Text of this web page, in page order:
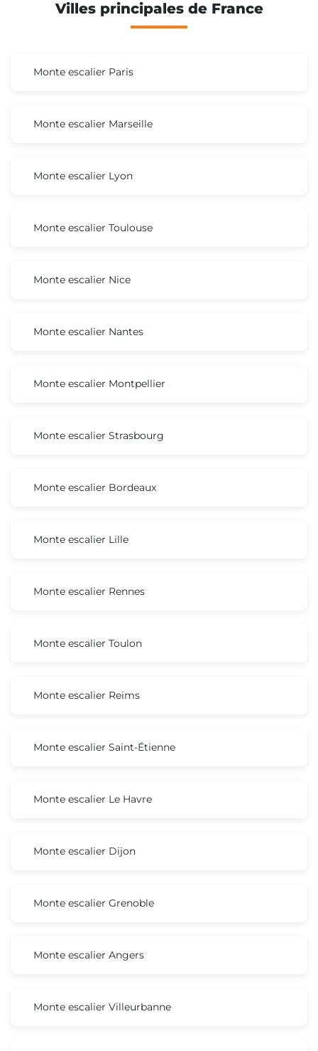
Villes principales de France
Monte escalier Paris
Monte escalier Marseille
Monte escalier Lyon
Monte escalier Toulouse
Monte escalier Nice
Monte escalier Nantes
Monte escalier Montpellier
Monte escalier Strasbourg
Monte escalier Bordeaux
Monte escalier Lille
Monte escalier Rennes
Monte escalier Toulon
Monte escalier Reims
Monte escalier Saint-Étienne
Monte escalier Le Havre
Monte escalier Dijon
Monte escalier Grenoble
Monte escalier Angers
Monte escalier Villeurbanne